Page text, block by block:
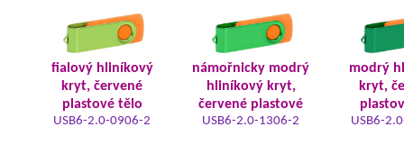
fialový hliníkový
kryt, červené
plastové tělo
USB6-2.0-0906-2
námořnicky modrý
hliníkový kryt,
červené plastové
USB6-2.0-1306-2
modrý
kryt,
USB6-